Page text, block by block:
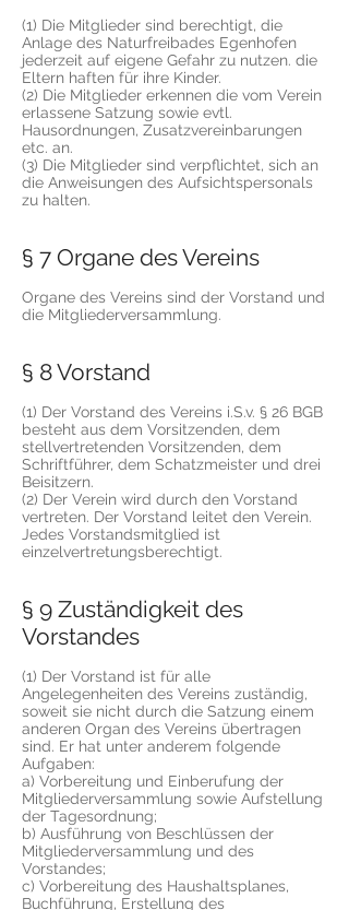
(1) Die Mitglieder sind berechtigt, die
Anlage des Naturfreibades Egenhofen
jederzeit auf eigene Gefahr zu nutzen. die
Eltern haften für ihre Kinder.
(2) Die Mitglieder erkennen die vom Verein
erlassene Satzung sowie evtl.
Hausordnungen, Zusatzvereinbarungen
etc. an.
(3) Die Mitglieder sind verpflichtet, sich an
die Anweisungen des Aufsichtspersonals
zu halten.
§ 7 Organe des Vereins
Organe des Vereins sind der Vorstand und
die Mitgliederversammlung.
§ 8 Vorstand
(1) Der Vorstand des Vereins i.S.v. § 26 BGB
besteht aus dem Vorsitzenden, dem
stellvertretenden Vorsitzenden, dem
Schriftführer, dem Schatzmeister und drei
Beisitzern.
(2) Der Verein wird durch den Vorstand
vertreten. Der Vorstand leitet den Verein.
Jedes Vorstandsmitglied ist
einzelvertretungsberechtigt.
§ 9 Zuständigkeit des
Vorstandes
(1) Der Vorstand ist für alle
Angelegenheiten des Vereins zuständig,
soweit sie nicht durch die Satzung einem
anderen Organ des Vereins übertragen
sind. Er hat unter anderem folgende
Aufgaben:
a) Vorbereitung und Einberufung der
Mitgliederversammlung sowie Aufstellung
der Tagesordnung;
b) Ausführung von Beschlüssen der
Mitgliederversammlung und des
Vorstandes;
c) Vorbereitung des Haushaltsplanes,
Buchführung, Erstellung des